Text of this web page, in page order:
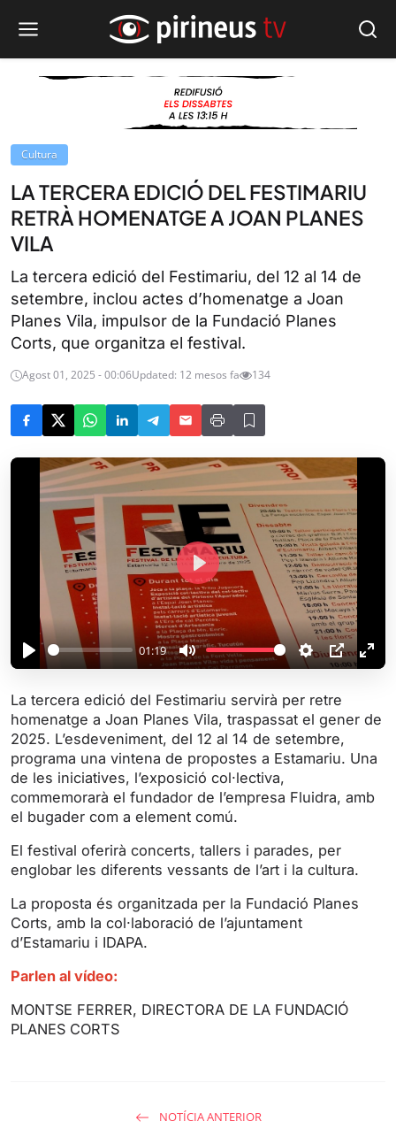
Cultura
LA TERCERA EDICIÓ DEL FESTIMARIU
RETRÀ HOMENATGE A JOAN PLANES
VILA
La tercera edició del Festimariu, del 12 al 14 de
setembre, inclou actes d’homenatge a Joan
Planes Vila, impulsor de la Fundació Planes
Corts, que organitza el festival.
Agost 01, 2025 - 00:06Updated: 12 mesos fa 134
P
a
y
01:19
M
u
t
e
S
t
t
i
g
P
P
E
t
r
u
P
l
a
y
La tercera edició del Festimariu servirà per retre
homenatge a Joan Planes Vila, traspassat el gener de
2025. L’esdeveniment, del 12 al 14 de setembre,
programa una vintena de propostes a Estamariu. Una
de les iniciatives, l’exposició col·lectiva,
commemorarà el fundador de l’empresa Fluidra, amb
el bugader com a element comú.
El festival oferirà concerts, tallers i parades, per
englobar les diferents vessants de l’art i la cultura.
La proposta és organitzada per la Fundació Planes
Corts, amb la col·laboració de l’ajuntament
d’Estamariu i IDAPA.
Parlen al vídeo:
MONTSE FERRER, DIRECTORA DE LA FUNDACIÓ
PLANES CORTS
NOTÍCIA ANTERIOR